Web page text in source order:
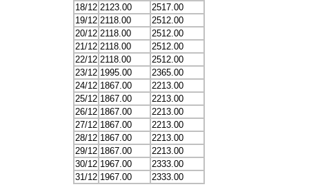
18/12 2123.00
2517.00
19/12 2118.00
2512.00
20/12 2118.00
2512.00
21/12 2118.00
2512.00
22/12 2118.00
2512.00
23/12 1995.00
2365.00
24/12 1867.00
2213.00
25/12 1867.00
2213.00
26/12 1867.00
2213.00
27/12 1867.00
2213.00
28/12 1867.00
2213.00
29/12 1867.00
2213.00
30/12 1967.00
2333.00
31/12 1967.00 2333.00